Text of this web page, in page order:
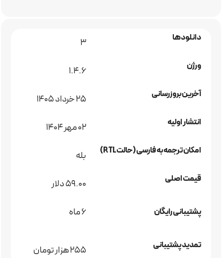
دانلودها 3
ورژن 1.4.6
آخرین بروزرسانی 25 خرداد 1405
انتشار اولیه 02 مهر 1404
امکان ترجمه به فارسی (حالت RTL) بله
قیمت اصلی 59.00 دلار
پشتیبانی رایگان 6 ماه
تمدید پشتیبانی 255 هزار تومان